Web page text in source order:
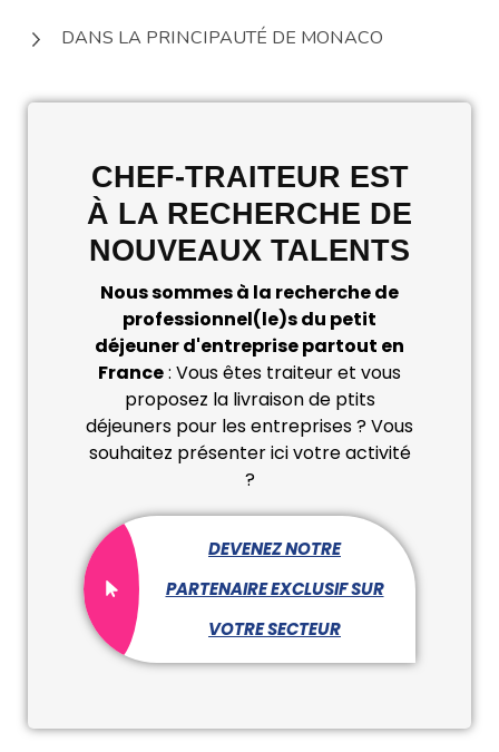
DANS LA PRINCIPAUTÉ DE MONACO
CHEF-TRAITEUR EST
À LA RECHERCHE DE
NOUVEAUX TALENTS
Nous sommes à la recherche de
professionnel(le)s du petit
déjeuner d'entreprise partout en
France: Vous êtes traiteur et vous
proposez la livraison de ptits
déjeuners pour les entreprises ? Vous
souhaitez présenter ici votre activité
?
DEVENEZ NOTRE
PARTENAIRE EXCLUSIF SUR
VOTRE SECTEUR